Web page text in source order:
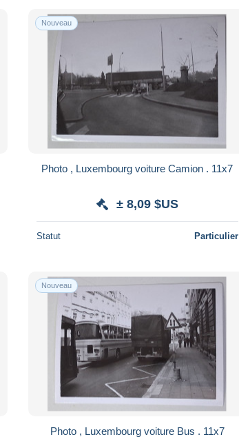
Nouveau
Photo , Luxembourg voiture Camion . 11x7
± 8,09 $US
Statut Particulier
Nouveau
Photo , Luxembourg voiture Bus . 11x7